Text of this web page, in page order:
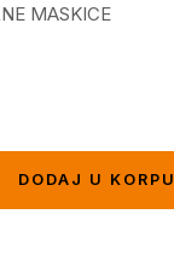
MASKICE
DODAJ U KORPU